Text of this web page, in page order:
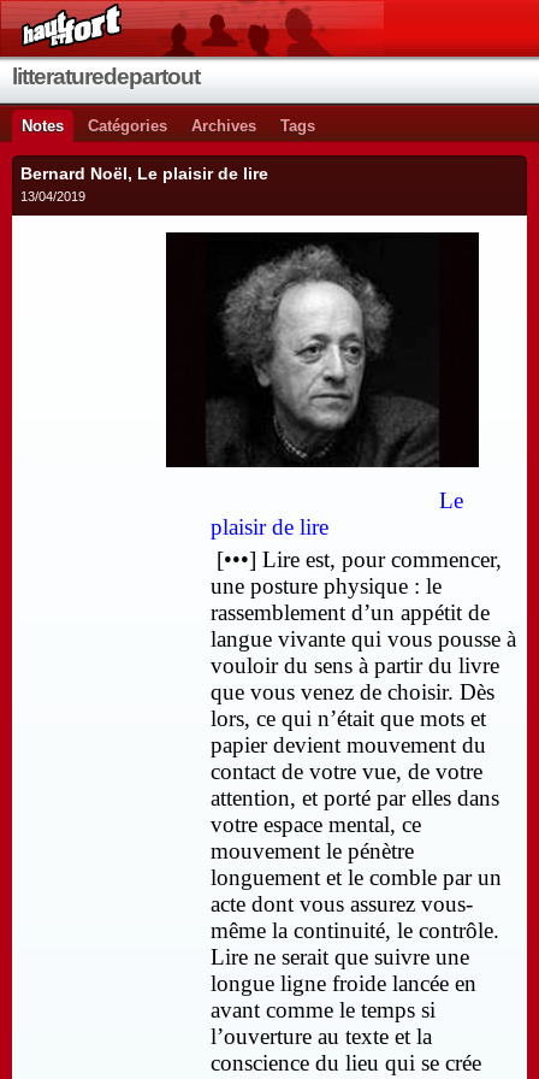
litteraturedepartout
Notes Catégories Archives Tags
Bernard Noël, Le plaisir de lire
13/04/2019
Le
plaisir de lire
[•••] Lire est, pour commencer,
une posture physique : le
rassemblement d’un appétit de
langue vivante qui vous pousse à
vouloir du sens à partir du livre
que vous venez de choisir. Dès
lors, ce qui n’était que mots et
papier devient mouvement du
contact de votre vue, de votre
attention, et porté par elles dans
votre espace mental, ce
mouvement le pénètre
longuement et le comble par un
acte dont vous assurez vous-
même la continuité, le contrôle.
Lire ne serait que suivre une
longue ligne froide lancée en
avant comme le temps si
l’ouverture au texte et la
conscience du lieu qui se crée